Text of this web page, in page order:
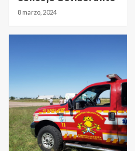
8 marzo, 2024